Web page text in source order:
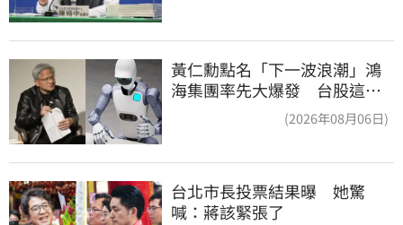
黃仁勳點名「下一波浪潮」鴻
海集團率先大爆發 台股這族
(2026年08月06日)
台北市長投票結果曝　她驚
喊：蔣該緊張了